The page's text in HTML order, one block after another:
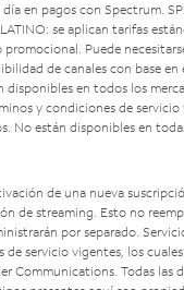
en pagos con Spectrum.
se aplican tarifas
Puede
de canales con base
disponibles en todos los
y condiciones de servicio
No están disponibles en
de una nueva
de streaming. Esto no
por separado.
servicio vigentes, los
Communications. Todas las